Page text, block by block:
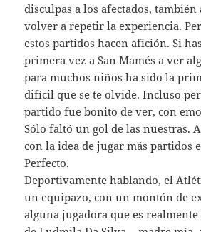
disculpas a los afectados, también
volver a repetir la experiencia.
estos partidos hacen afición. Si
primera vez a San Mamés a ver
para muchos niños ha sido la
difícil que se te olvide. Incluso
partido fue bonito de ver, con
Sólo faltó un gol de las nuestras.
con la idea de jugar más partidos
Perfecto.
Deportivamente hablando, el
un equipazo, con un montón de
alguna jugadora que es realmente